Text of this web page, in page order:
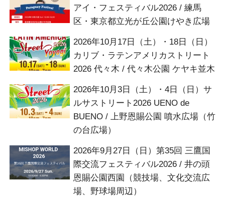
アイ・フェスティバル2026 / 練馬
区・東京都立光が丘公園けやき広場
2026年10月17日（土）・18日（日）
カリブ・ラテンアメリカストリート
2026 代々木 / 代々木公園 ケヤキ並木
2026年10月3日（土）・4日（日）サ
ルサストリート2026 UENO de
BUENO / 上野恩賜公園 噴水広場（竹
の台広場）
2026年9月27日（日）第35回 三鷹国
際交流フェスティバル2026 / 井の頭
恩賜公園西園（競技場、文化交流広
場、野球場周辺）